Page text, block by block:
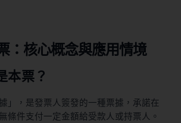
：核心概念與應用情境
本票？
」，是發票人簽發的一種票據，承諾在
條件支付一定金額給受款人或持票人。